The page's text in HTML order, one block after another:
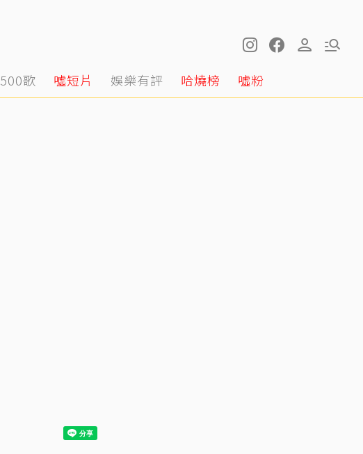
500歌 噓短片 娛樂有評 哈燒榜 噓粉